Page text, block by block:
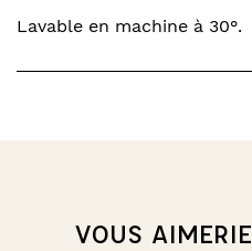
Lavable en machine à 30°.
VOUS